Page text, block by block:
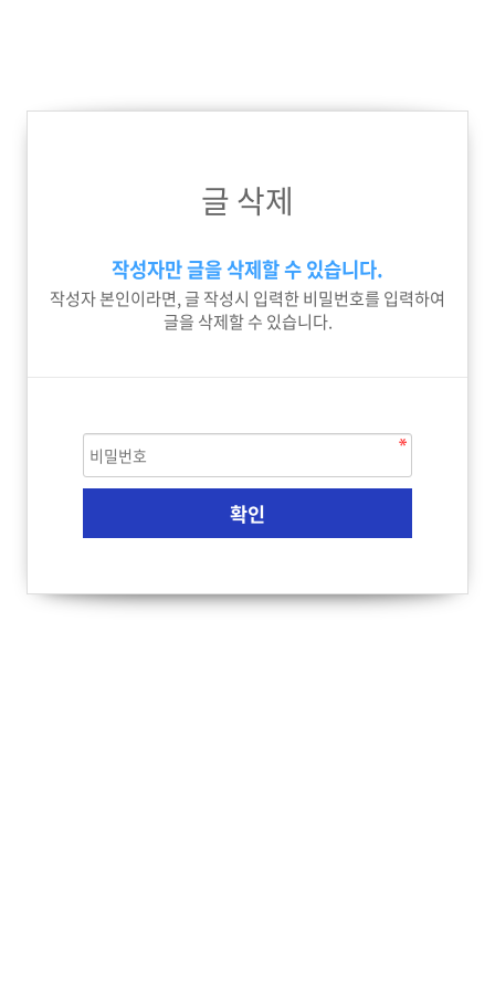
글 삭제
작성자만 글을 삭제할 수 있습니다.
작성자 본인이라면, 글 작성시 입력한 비밀번호를 입력하여
글을 삭제할 수 있습니다.